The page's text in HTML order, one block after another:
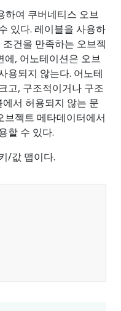
하여 쿠버네티스 오브
있다. 레이블을 사용하
건을 만족하는 오브젝
에, 어노테이션은 오브
용되지 않는다. 어노테
고, 구조적이거나 구조
서 허용되지 않는 문
브젝트 메타데이터에서
할 수 있다.
/값 맵이다.